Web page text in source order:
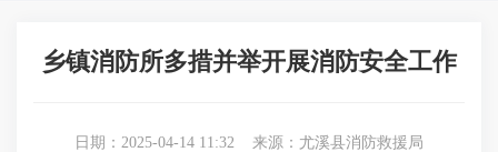
乡镇消防所多措并举开展消防安全工作
日期：2025-04-14 11:32 来源：尤溪县消防救援局